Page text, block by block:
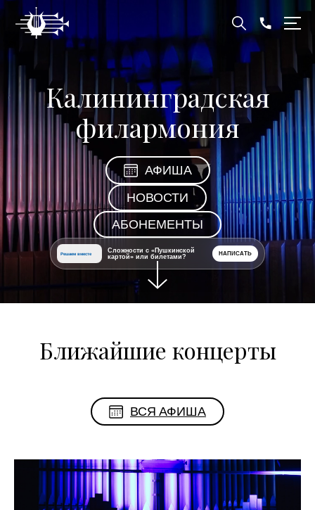
Калининградская
филармония
АФИША
НОВОСТИ
АБОНЕМЕНТЫ
Решаем вместе
Сложности с «Пушкинской
картой» или билетами?
НАПИСАТЬ
Ближайшие концерты
ВСЯ АФИША